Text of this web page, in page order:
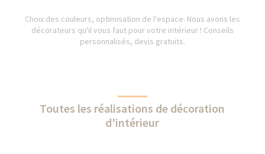
Choix des couleurs, optimisation de l'espace. Nous avons les
décorateurs qu'il vous faut pour votre intérieur ! Conseils
personnalisés, devis gratuits.
Toutes les réalisations de décoration
d'intérieur